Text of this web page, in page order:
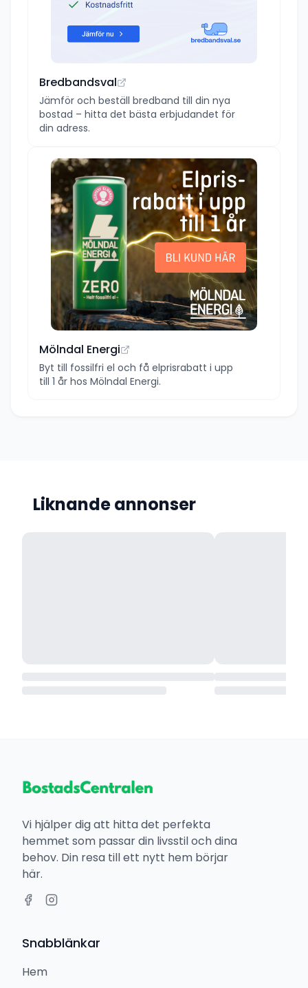
Bredbandsval
Jämför och beställ bredband till din nya
bostad – hitta det bästa erbjudandet för
din adress.
Mölndal Energi
Byt till fossilfri el och få elprisrabatt i upp
till 1 år hos Mölndal Energi.
Liknande annonser
Vi hjälper dig att hitta det perfekta
hemmet som passar din livsstil och dina
behov. Din resa till ett nytt hem börjar
här.
Snabblänkar
Hem